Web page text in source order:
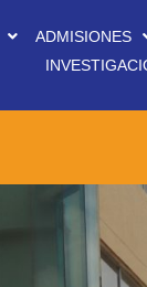
ADMISIONES